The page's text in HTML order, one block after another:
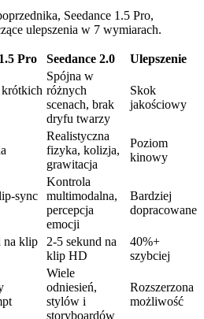
Seedance 1.5 Pro,
ulepszenia w 7 wymiarach.
Pro Seedance 2.0 Ulepszenie
Spójna w
różnych
scenach, brak
dryfu twarzy
Skok
jakościowy
Realistyczna
fizyka, kolizja,
grawitacja
Poziom
kinowy
sync
Kontrola
multimodalna,
percepcja
emocji
Bardziej
dopracowane
na klip
2-5 sekund na
klip HD
40%+
szybciej
Wiele
odniesień,
stylów i
storyboardów
Rozszerzona
możliwość